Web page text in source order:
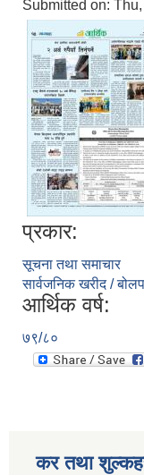
Submitted on:
प्रकार:
सूचना तथा समाचार
सार्वजनिक खरीद /
आर्थिक वर्ष:
७९/८०
कर तथा